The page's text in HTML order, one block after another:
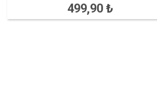
499,90 ₺